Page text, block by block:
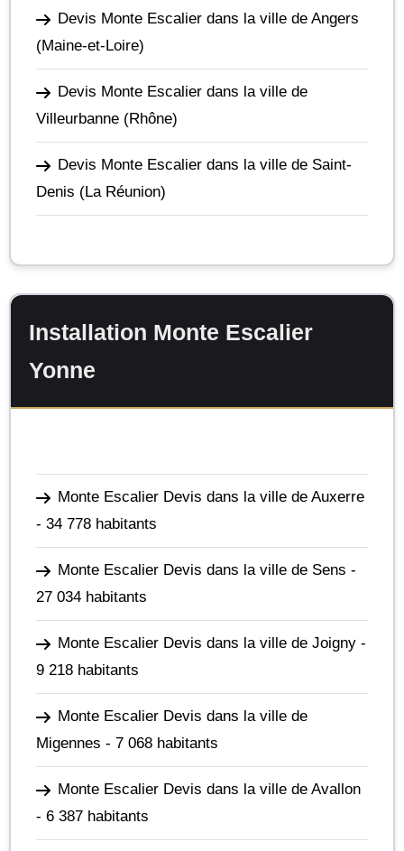
Devis Monte Escalier dans la ville de Angers
(Maine-et-Loire)
Devis Monte Escalier dans la ville de
Villeurbanne (Rhône)
Devis Monte Escalier dans la ville de Saint-
Denis (La Réunion)
Installation Monte Escalier
Yonne
Monte Escalier Devis dans la ville de Auxerre
- 34 778 habitants
Monte Escalier Devis dans la ville de Sens -
27 034 habitants
Monte Escalier Devis dans la ville de Joigny -
9 218 habitants
Monte Escalier Devis dans la ville de
Migennes - 7 068 habitants
Monte Escalier Devis dans la ville de Avallon
- 6 387 habitants